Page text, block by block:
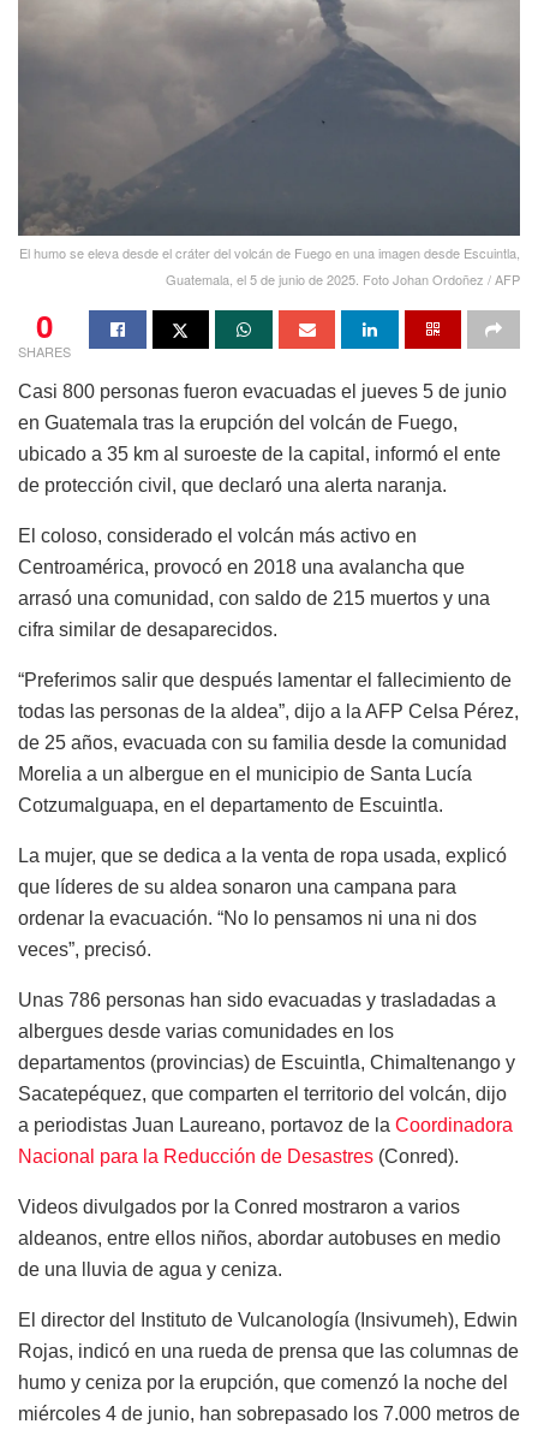
El humo se eleva desde el cráter del volcán de Fuego en una imagen desde Escuintla,
Guatemala, el 5 de junio de 2025. Foto Johan Ordoñez / AFP
0
SHARES
Casi 800 personas fueron evacuadas el jueves 5 de junio
en Guatemala tras la erupción del volcán de Fuego,
ubicado a 35 km al suroeste de la capital, informó el ente
de protección civil, que declaró una alerta naranja.
El coloso, considerado el volcán más activo en
Centroamérica, provocó en 2018 una avalancha que
arrasó una comunidad, con saldo de 215 muertos y una
cifra similar de desaparecidos.
“Preferimos salir que después lamentar el fallecimiento de
todas las personas de la aldea”, dijo a la AFP Celsa Pérez,
de 25 años, evacuada con su familia desde la comunidad
Morelia a un albergue en el municipio de Santa Lucía
Cotzumalguapa, en el departamento de Escuintla.
La mujer, que se dedica a la venta de ropa usada, explicó
que líderes de su aldea sonaron una campana para
ordenar la evacuación. “No lo pensamos ni una ni dos
veces”, precisó.
Unas 786 personas han sido evacuadas y trasladadas a
albergues desde varias comunidades en los
departamentos (provincias) de Escuintla, Chimaltenango y
Sacatepéquez, que comparten el territorio del volcán, dijo
a periodistas Juan Laureano, portavoz de la Coordinadora
Nacional para la Reducción de Desastres (Conred).
Videos divulgados por la Conred mostraron a varios
aldeanos, entre ellos niños, abordar autobuses en medio
de una lluvia de agua y ceniza.
El director del Instituto de Vulcanología (Insivumeh), Edwin
Rojas, indicó en una rueda de prensa que las columnas de
humo y ceniza por la erupción, que comenzó la noche del
miércoles 4 de junio, han sobrepasado los 7.000 metros de